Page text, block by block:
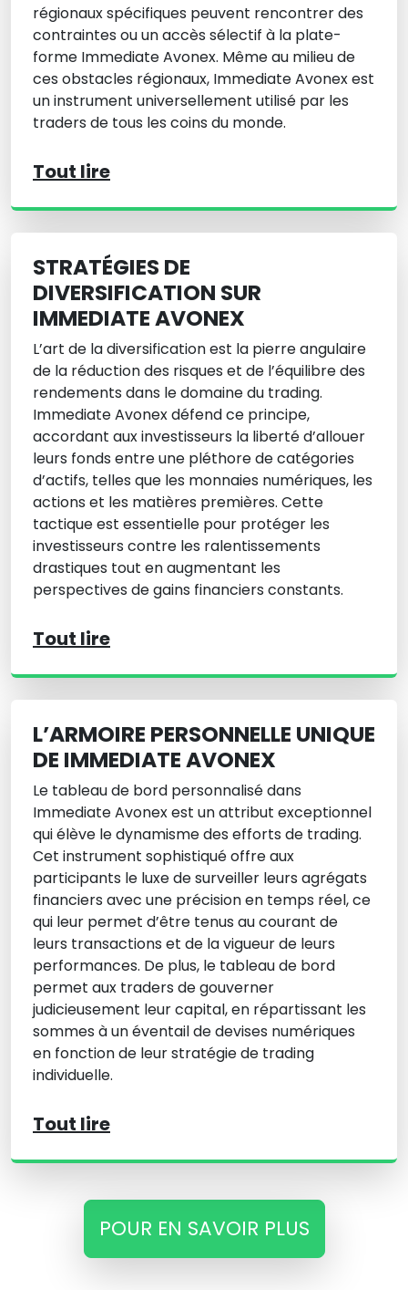
régionaux spécifiques peuvent rencontrer des
contraintes ou un accès sélectif à la plate-
forme Immediate Avonex. Même au milieu de
ces obstacles régionaux, Immediate Avonex est
un instrument universellement utilisé par les
traders de tous les coins du monde.
Tout lire
STRATÉGIES DE
DIVERSIFICATION SUR
IMMEDIATE AVONEX
L’art de la diversification est la pierre angulaire
de la réduction des risques et de l’équilibre des
rendements dans le domaine du trading.
Immediate Avonex défend ce principe,
accordant aux investisseurs la liberté d’allouer
leurs fonds entre une pléthore de catégories
d’actifs, telles que les monnaies numériques, les
actions et les matières premières. Cette
tactique est essentielle pour protéger les
investisseurs contre les ralentissements
drastiques tout en augmentant les
perspectives de gains financiers constants.
Tout lire
L’ARMOIRE PERSONNELLE UNIQUE
DE IMMEDIATE AVONEX
Le tableau de bord personnalisé dans
Immediate Avonex est un attribut exceptionnel
qui élève le dynamisme des efforts de trading.
Cet instrument sophistiqué offre aux
participants le luxe de surveiller leurs agrégats
financiers avec une précision en temps réel, ce
qui leur permet d’être tenus au courant de
leurs transactions et de la vigueur de leurs
performances. De plus, le tableau de bord
permet aux traders de gouverner
judicieusement leur capital, en répartissant les
sommes à un éventail de devises numériques
en fonction de leur stratégie de trading
individuelle.
Tout lire
POUR EN SAVOIR PLUS